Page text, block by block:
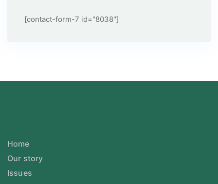
[contact-form-7 id="8038"]
Home
Our story
Issues